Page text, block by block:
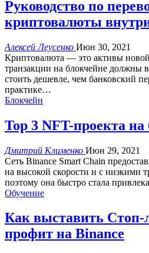
Руководство по
криптовалюты
Алексей Леусенко Июн 30, 2021
Криптовалюта — это активы
транзакции на блокчейне должны
стоить дешевле, чем банковский
практике…
Блокчейн
Top 3 NFT-проекта на
Дмитрий Клименко Июн 29, 2021
Сеть Binance Smart Chain
на высокой скорости и с низкими
поэтому она быстро стала
Обучение
Как выставить Стоп-
профит на Binance